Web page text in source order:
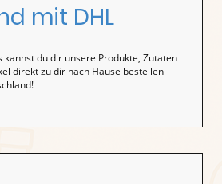
mit DHL
kannst du dir unsere Produkte, Zutaten
direkt zu dir nach Hause bestellen -